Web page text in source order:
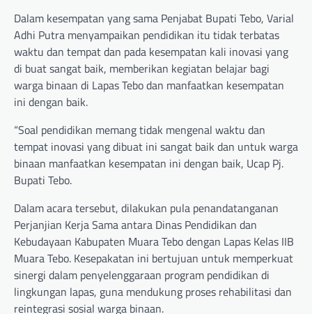
Dalam kesempatan yang sama Penjabat Bupati Tebo, Varial
Adhi Putra menyampaikan pendidikan itu tidak terbatas
waktu dan tempat dan pada kesempatan kali inovasi yang
di buat sangat baik, memberikan kegiatan belajar bagi
warga binaan di Lapas Tebo dan manfaatkan kesempatan
ini dengan baik.
“Soal pendidikan memang tidak mengenal waktu dan
tempat inovasi yang dibuat ini sangat baik dan untuk warga
binaan manfaatkan kesempatan ini dengan baik, Ucap Pj.
Bupati Tebo.
Dalam acara tersebut, dilakukan pula penandatanganan
Perjanjian Kerja Sama antara Dinas Pendidikan dan
Kebudayaan Kabupaten Muara Tebo dengan Lapas Kelas IIB
Muara Tebo. Kesepakatan ini bertujuan untuk memperkuat
sinergi dalam penyelenggaraan program pendidikan di
lingkungan lapas, guna mendukung proses rehabilitasi dan
reintegrasi sosial warga binaan.